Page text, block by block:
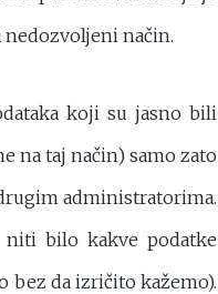
način.
koji su jasno bili
na taj način) samo zato
administratorima.
bilo kakve podatke
bez da izričito kažemo).